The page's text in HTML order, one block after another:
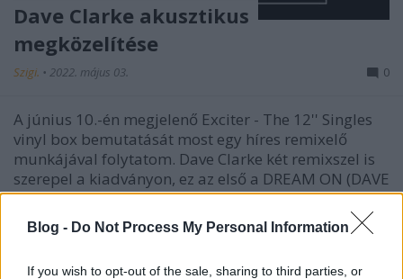
Blog - Do Not Process My Personal Information
If you wish to opt-out of the sale, sharing to third parties, or
Dave Clarke akusztikus
megközelítése
Szigi. • 2022. május 03. 0
A június 10.-én megjelenő Exciter - The 12'' Singles
vinyl box bemutatását most egy híres remixelő
munkájával folytatom. Dave Clarke két remixszel is
szerepel a kiadványon, ez az első a DREAM ON (DAVE
CLARKE ACOUSTIC VERSION), ami talán ismertebb,
mivel egyrészt ez szerepelt a CD2-n 2001-ben,…